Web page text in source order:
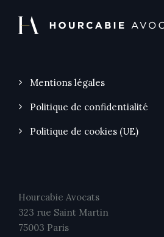
Mentions légales
Politique de confidentialité
Politique de cookies (UE)
Hourcabie Avocats
323 rue Saint Martin
75003 Paris